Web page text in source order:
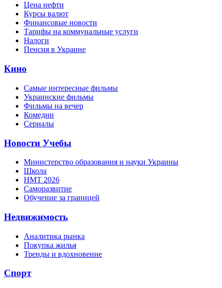
Цена нефти
Курсы валют
Финансовые новости
Тарифы на коммунальные услуги
Налоги
Пенсия в Украине
Кино
Самые интересные фильмы
Украинские фильмы
Фильмы на вечер
Комедии
Сериалы
Новости Учебы
Министерство образования и науки Украины
Школа
НМТ 2026
Саморазвитие
Обучение за границей
Недвижимость
Аналитика рынка
Покупка жилья
Тренды и вдохновение
Спорт